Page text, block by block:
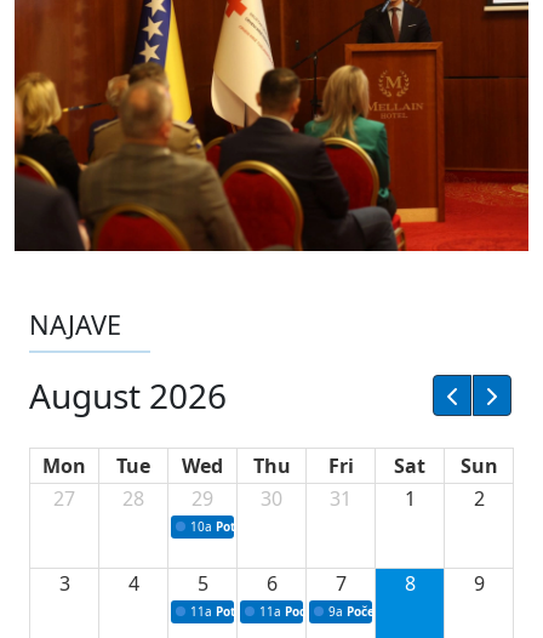
NAJAVE
August 2026
Mon Tue Wed Thu Fri Sat
Sun
27
28 29
10a Potpisivanje ugovora sa neprofitnim
30 31 1 2
3 4 5
11a Potpisivanje ugovora o stipendijama za
6
11a Podrška razvoju vodne infrastrukture u
7
9a Početak izgradnje nove
8 9